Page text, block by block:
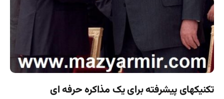
تکنیکهای پیشرفته برای یک مذاکره حرفه ای